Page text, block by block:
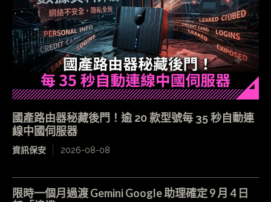
國產路由器秘藏後門！逾 20 款型號每 35 秒自動連
線中國伺服器
資訊保安 2026-08-08
限時一個月過渡 Gemini Google 助理確定 9 月 4 日